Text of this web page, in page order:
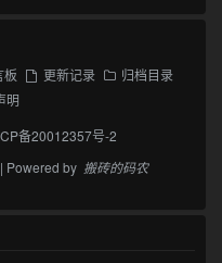
板 更新记录
归档目录
明
备20012357号-2
Powered by 搬砖的码农